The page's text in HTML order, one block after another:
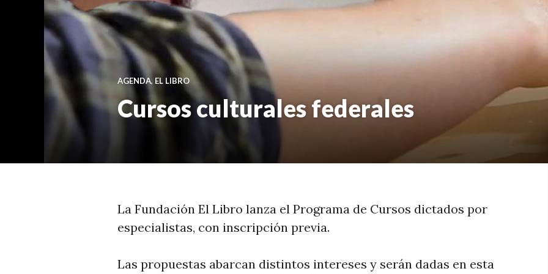
I
C
A
S
AGENDA, EL LIBRO
Cursos culturales federales
La Fundación El Libro lanza el Programa de Cursos dictados por
especialistas, con inscripción previa.
Las propuestas abarcan distintos intereses y serán dadas en esta